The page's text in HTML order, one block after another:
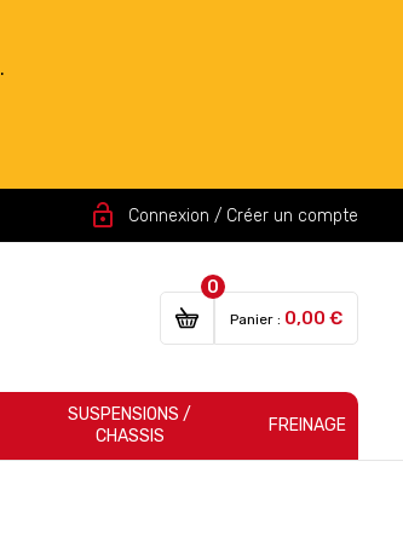
.
lock_open Connexion / Créer un compte
0
Panier : 0,00 €
SUSPENSIONS /
CHASSIS
FREINAGE